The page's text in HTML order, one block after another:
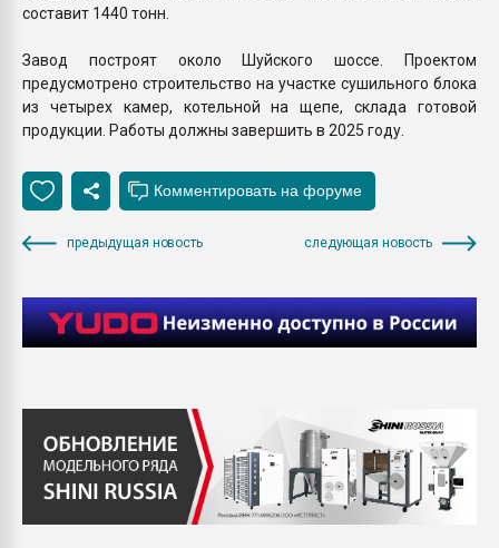
составит 1440 тонн.
Завод построят около Шуйского шоссе. Проектом
предусмотрено строительство на участке сушильного блока
из четырех камер, котельной на щепе, склада готовой
продукции. Работы должны завершить в 2025 году.
предыдущая новость следующая новость